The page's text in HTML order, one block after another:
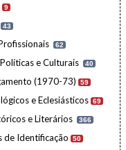
9
43
62
e Culturais 40
(1970-73) 59
e Eclesiásticos 69
e Literários 366
de Identificação 50